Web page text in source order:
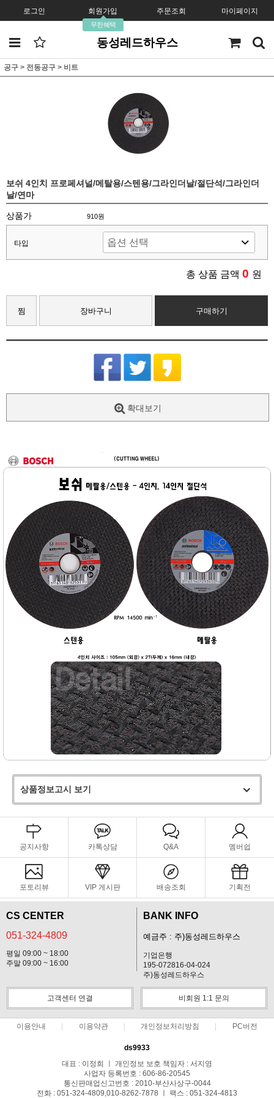
로그인 회원가입
무한혜택
주문조회 마이페이지
동성레드하우스
공구 > 전동공구 > 비트
보쉬 4인치 프로페셔널/메탈용/스텐용/그라인더날/절단석/그라인더
날/연마
상품가 910원
타입
총 상품 금액 0 원
찜 장바구니 구매하기
확대보기
상품정보고시 보기
공지사항 카톡상담 Q&A 멤버쉽
포토리뷰 VIP 게시판 배송조회 기획전
CS CENTER
051-324-4809
평일 09:00 ~ 18:00
주말 09:00 ~ 16:00
BANK INFO
예금주 : 주)동성레드하우스
기업은행
195-072816-04-024
주)동성레드하우스
고객센터 연결 비회원 1:1 문의
이용안내 이용약관 개인정보처리방침 PC버전
ds9933
대표 : 이정희 ㅣ 개인정보 보호 책임자 : 서지영
사업자 등록번호 : 606-86-20545
통신판매업신고번호 : 2010-부산사상구-0044
전화 : 051-324-4809,010-8262-7878 ㅣ 팩스 : 051-324-4813